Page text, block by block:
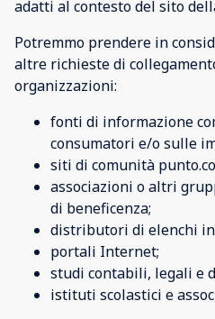
adatti al contesto del sito
Potremmo prendere in
altre richieste di
organizzazioni:
fonti di informazione
consumatori e/o sulle
siti di comunità
associazioni o altri
di beneficenza;
distributori di elenchi
portali Internet;
studi contabili, legali e
istituti scolastici e